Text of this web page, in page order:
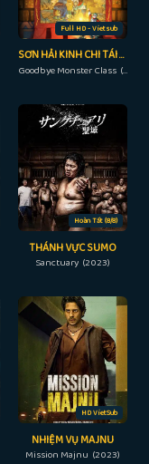
Full HD - Vietsub
SƠN HẢI KINH CHI TÁI KIẾN QUÁI THÚ
Goodbye Monster Class (2022)
Hoàn Tất (8/8)
THÁNH VỰC SUMO
Sanctuary (2023)
HD VietSub
NHIỆM VỤ MAJNU
Mission Majnu (2023)